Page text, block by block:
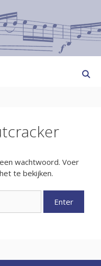
wachtwoord. Voer
te bekijken.